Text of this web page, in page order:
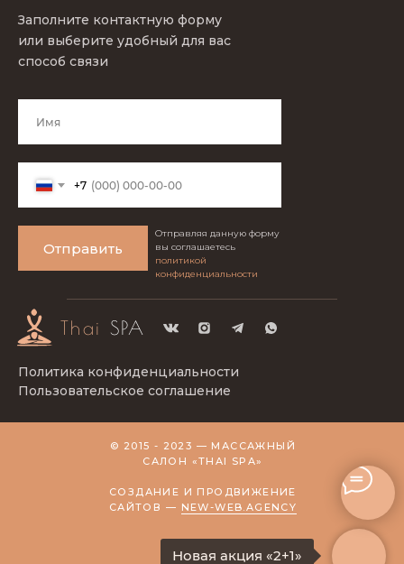
Новая акция «2+1»
Заполните контактную форму
или выберите удобный для вас
способ связи
+7
Отправить
Политика конфиденциальности
Пользовательское соглашение
© 2015 - 2023 — МАССАЖНЫЙ
САЛОН «THAI SPA»
СОЗДАНИЕ И ПРОДВИЖЕНИЕ
САЙТОВ — NEW-WEB.AGENCY
Thai SPA
Отправляя данную форму
вы соглашаетесь
политикой
конфиденциальности